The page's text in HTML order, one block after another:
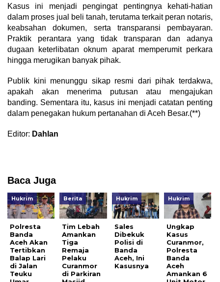
Kasus ini menjadi pengingat pentingnya kehati-hatian
dalam proses jual beli tanah, terutama terkait peran notaris,
keabsahan dokumen, serta transparansi pembayaran.
Praktik perantara yang tidak transparan dan adanya
dugaan keterlibatan oknum aparat memperumit perkara
hingga merugikan banyak pihak.
Publik kini menunggu sikap resmi dari pihak terdakwa,
apakah akan menerima putusan atau mengajukan
banding. Sementara itu, kasus ini menjadi catatan penting
dalam penegakan hukum pertanahan di Aceh Besar.(**)
Editor: Dahlan
Baca Juga
Hukrim
Polresta
Banda
Aceh Akan
Tertibkan
Balap Lari
di Jalan
Teuku
Berita
Tim Lebah
Amankan
Tiga
Remaja
Pelaku
Curanmor
di Parkiran
Hukrim
Sales
Dibekuk
Polisi di
Banda
Aceh, Ini
Kasusnya
Hukrim
Ungkap
Kasus
Curanmor,
Polresta
Banda
Aceh
Amankan 6